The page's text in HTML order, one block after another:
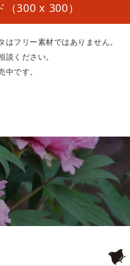
（300 x 300）
フリー素材ではありません。
ください。
です。